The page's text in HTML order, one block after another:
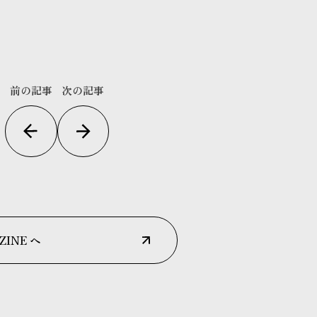
前の記事 次の記事
へ